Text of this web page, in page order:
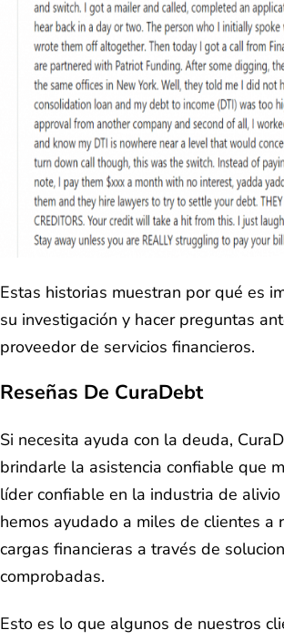
Estas historias muestran por qué es
su investigación y hacer preguntas
proveedor de servicios financieros.
Reseñas De CuraDebt
Si necesita ayuda con la deuda,
brindarle la asistencia confiable que
líder confiable en la industria de
hemos ayudado a miles de clientes a
cargas financieras a través de
comprobadas.
Esto es lo que algunos de nuestros